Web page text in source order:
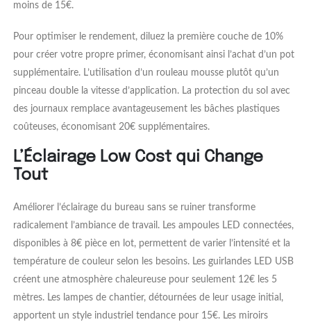
moins de 15€.
Pour optimiser le rendement, diluez la première couche de 10%
pour créer votre propre primer, économisant ainsi l’achat d’un pot
supplémentaire. L’utilisation d’un rouleau mousse plutôt qu’un
pinceau double la vitesse d’application. La protection du sol avec
des journaux remplace avantageusement les bâches plastiques
coûteuses, économisant 20€ supplémentaires.
L’Éclairage Low Cost qui Change
Tout
Améliorer l’éclairage du bureau sans se ruiner transforme
radicalement l’ambiance de travail. Les ampoules LED connectées,
disponibles à 8€ pièce en lot, permettent de varier l’intensité et la
température de couleur selon les besoins. Les guirlandes LED USB
créent une atmosphère chaleureuse pour seulement 12€ les 5
mètres. Les lampes de chantier, détournées de leur usage initial,
apportent un style industriel tendance pour 15€. Les miroirs